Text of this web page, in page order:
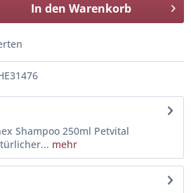
In den Warenkorb
Shampoo 250ml Petvital
mehr